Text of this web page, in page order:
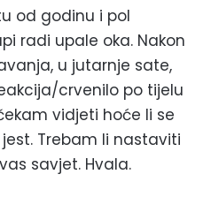
od godinu i pol
radi upale oka. Nakon
u jutarnje sate,
crvenilo po tijelu
vidjeti hoće li se
Trebam li nastaviti
savjet. Hvala.